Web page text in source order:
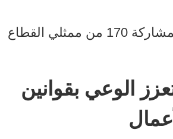
نظمت 4 ورش بمشاركة 170 من ممثلي القطاع
الوعي بقوانين